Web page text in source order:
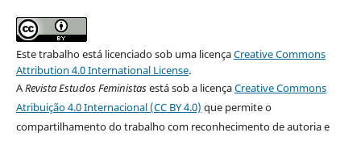
Este trabalho está licenciado sob uma licençaCreative Commons
Attribution 4.0 International License.
ARevista Estudos Feministasestá sob a licençaCreative Commons
Atribuição 4.0 Internacional (CC BY 4.0) que permite o
compartilhamento do trabalho com reconhecimento de autoria e